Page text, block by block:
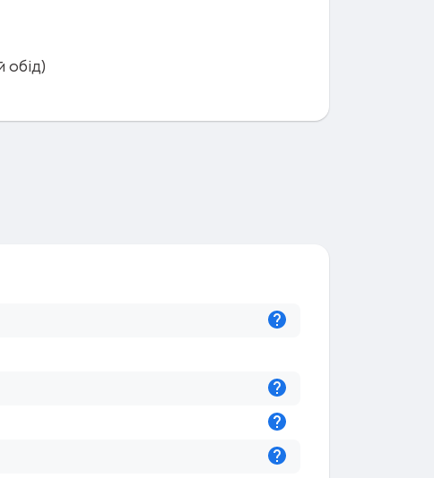
обід)
Підказка
Підказка
Підказка
Підказка